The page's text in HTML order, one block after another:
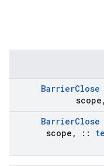
BarrierClose
scope ,
BarrierClose
scope , ::